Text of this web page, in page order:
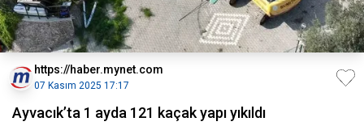
https://haber.mynet.com
07 Kasım 2025 17:17
Ayvacık’ta 1 ayda 121 kaçak yapı yıkıldı